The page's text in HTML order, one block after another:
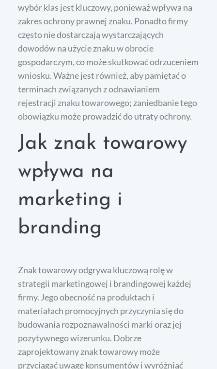
wybór klas jest kluczowy, ponieważ wpływa na
zakres ochrony prawnej znaku. Ponadto firmy
często nie dostarczają wystarczających
dowodów na użycie znaku w obrocie
gospodarczym, co może skutkować odrzuceniem
wniosku. Ważne jest również, aby pamiętać o
terminach związanych z odnawianiem
rejestracji znaku towarowego; zaniedbanie tego
obowiązku może prowadzić do utraty ochrony.
Jak znak towarowy
wpływa na
marketing i
branding
Znak towarowy odgrywa kluczową rolę w
strategii marketingowej i brandingowej każdej
firmy. Jego obecność na produktach i
materiałach promocyjnych przyczynia się do
budowania rozpoznawalności marki oraz jej
pozytywnego wizerunku. Dobrze
zaprojektowany znak towarowy może
przyciągać uwagę konsumentów i wyróżniać